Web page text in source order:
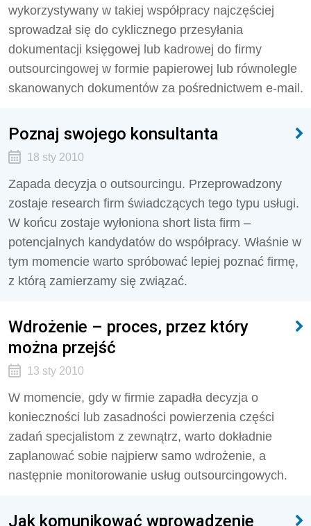
wykorzystywany w takiej współpracy najczęściej
sprowadzał się do cyklicznego przesyłania
dokumentacji księgowej lub kadrowej do firmy
outsourcingowej w formie papierowej lub równolegle
skanowanych dokumentów za pośrednictwem e-mail.
Poznaj swojego konsultanta
18 sty 2010
Zapada decyzja o outsourcingu. Przeprowadzony
zostaje research firm świadczących tego typu usługi.
W końcu zostaje wyłoniona short lista firm –
potencjalnych kandydatów do współpracy. Właśnie w
tym momencie warto spróbować lepiej poznać firmę,
z którą zamierzamy się związać.
Wdrożenie – proces, przez który
można przejść
13 sty 2010
W momencie, gdy w firmie zapadła decyzja o
konieczności lub zasadności powierzenia części
zadań specjalistom z zewnątrz, warto dokładnie
zaplanować sobie najpierw samo wdrożenie, a
następnie monitorowanie usług outsourcingowych.
Jak komunikować wprowadzenie